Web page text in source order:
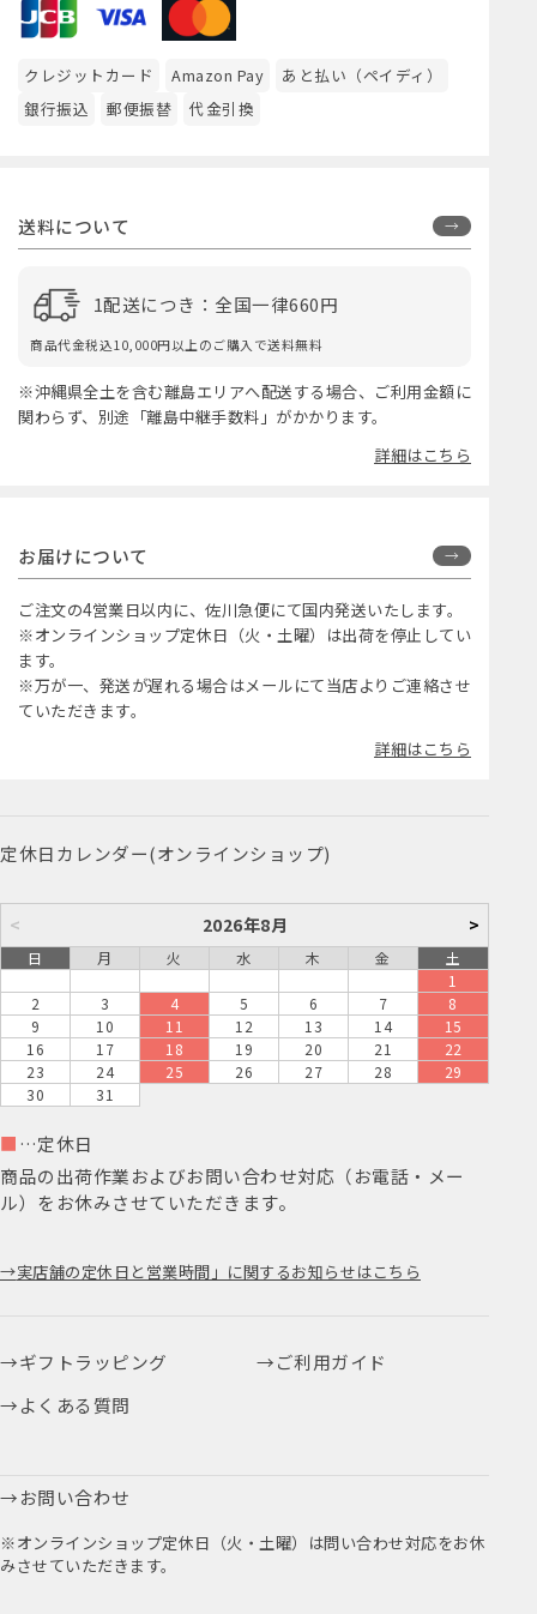
クレジットカード Amazon Pay
あと払い（ペイディ）
銀行振込
郵便振替 代金引換
送料について
1配送につき：全国一律660円
商品代金税込10,000円以上のご購入で送料無料
※沖縄県全土を含む離島エリアへ配送する場合、ご利用金額に
関わらず、別途「離島中継手数料」がかかります。
詳細はこちら
お届けについて
ご注文の4営業日以内に、佐川急便にて国内発送いたします。
※オンラインショップ定休日（火・土曜）は出荷を停止してい
ます。
※万が一、発送が遅れる場合はメールにて当店よりご連絡させ
ていただきます。
詳細はこちら
定休日カレンダー(オンラインショップ)
< 2026年8月 >
日 月 火 水 木 金
土
1
2
3 4 5 6 7
8
9
10 11 12 13 14
15
16
17 18 19 20 21
22
23
24 25 26 27 28
29
30
31
■ …定休日
商品の出荷作業およびお問い合わせ対応（お電話・メー
ル）をお休みさせていただきます。
実店舗の定休日と営業時間」に関するお知らせはこちら
ギフトラッピング
ご利用ガイド
よくある質問
お問い合わせ
※オンラインショップ定休日（火・土曜）は問い合わせ対応をお休
みさせていただきます。